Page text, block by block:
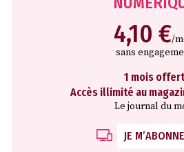
4,10 €/
sans
1 mois offert
Accès illimité au
Le journal du
JE M’ABONNE